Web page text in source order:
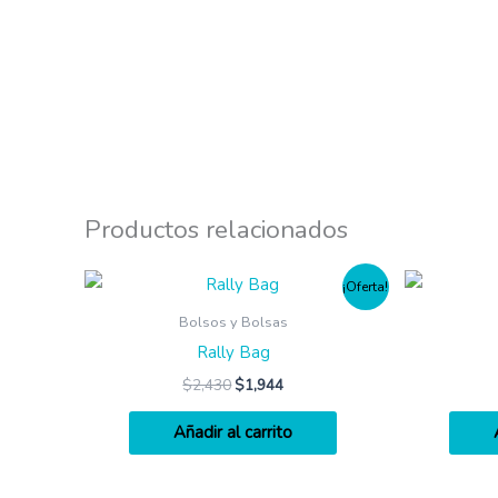
Productos relacionados
¡Oferta!
Bolsos y Bolsas
Rally Bag
$2,430$1,944
Añadir al carrito